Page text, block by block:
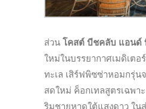
ส่วน โคสต์ บีชคลับ แอนด์
ใหม่ในบรรยากาศเมดิเตอ
ทะเล เสิร์ฟพิซซ่าหอมกรุ่น
สดใหม่ ค็อกเทลสูตรเฉพ
ริมชายหาดใต้แสงดาว ใน